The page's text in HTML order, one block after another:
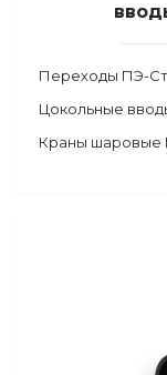
Переходы ПЭ-
Цокольные
Краны шаровые